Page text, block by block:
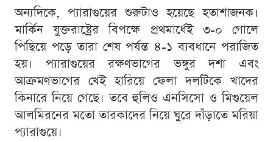
অন্যদিকে, প্যারাগুয়ের শুরুটাও হয়েছে হতাশাজনক।
মার্কিন যুক্তরাষ্ট্রের বিপক্ষে প্রথমার্ধেই ৩-০ গোলে
পিছিয়ে পড়ে তারা শেষ পর্যন্ত ৪-১ ব্যবধানে পরাজিত
হয়। প্যারাগুয়ের রক্ষণভাগের ভঙ্গুর দশা এবং
আক্রমণভাগের খেই হারিয়ে ফেলা দলটিকে খাদের
কিনারে নিয়ে গেছে। তবে হুলিও এনসিসো ও মিগুয়েল
আলমিরনের মতো তারকাদের নিয়ে ঘুরে দাঁড়াতে মরিয়া
প্যারাগুয়ে।